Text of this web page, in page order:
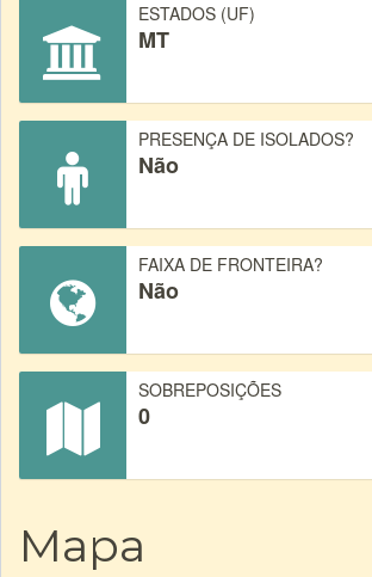
ESTADOS (UF)
MT
PRESENÇA DE ISOLADOS?
Não
FAIXA DE FRONTEIRA?
Não
SOBREPOSIÇÕES
0
Mapa